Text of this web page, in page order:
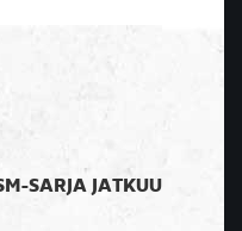
SARJA JATKUU